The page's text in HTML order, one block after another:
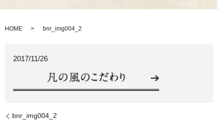
HOME bnr_img004_2
2017/11/26
bnr_img004_2